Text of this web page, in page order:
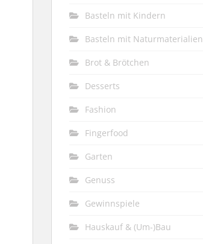
Basteln mit Kindern
Basteln mit Naturmaterialien
Brot & Brötchen
Desserts
Fashion
Fingerfood
Garten
Genuss
Gewinnspiele
Hauskauf & (Um-)Bau